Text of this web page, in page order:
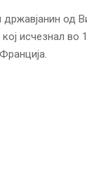
државјанин од
кој исчезнал во